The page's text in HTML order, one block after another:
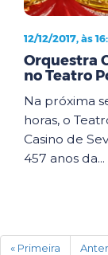
12/12/2017, às
Orquestra
no Teatro
Na próxima
horas, o
Casino de
457 anos da...
« Primeira